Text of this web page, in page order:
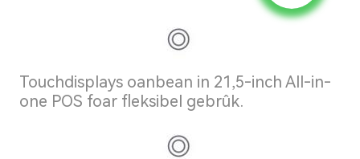
Touchdisplays oanbean in 21,5-inch All-in-
one POS foar fleksibel gebrûk.